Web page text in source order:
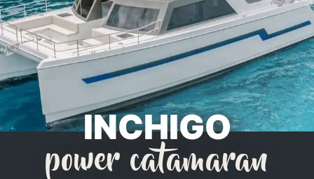
INCHIGO
power catamaran